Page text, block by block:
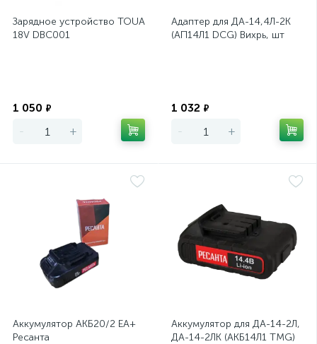
Зарядное устройство TOUA
18V DBC001
1 050 ₽
- +
Адаптер для ДА-14,4Л-2К
(АП14Л1 DCG) Вихрь, шт
1 032 ₽
- +
Аккумулятор АКБ20/2 ЕА+
Ресанта
Аккумулятор для ДА-14-2Л,
ДА-14-2ЛК (АКБ14Л1 TMG)